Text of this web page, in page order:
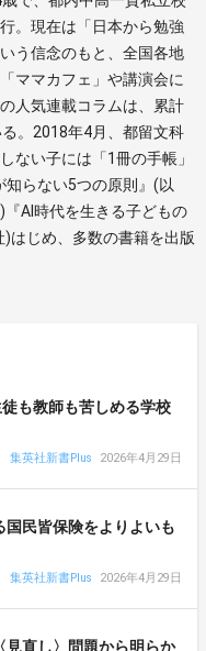
。現在は「日本から勉強
う信念のもと、全国各地
ママカフェ」や講演会に
人気連載コラムは、累計
。2018年4月、都留文科
ない子には「1冊の手帳」
知らない5つの原則』(以
『AI時代を生きる子どもの
はじめ、多数の書籍を出版
も教師も苦しめる学校
集英社新書Plus 2026年4月29日
国民皆保険をよりよいも
集英社新書Plus 2026年4月29日
見直し〉問題から明らか